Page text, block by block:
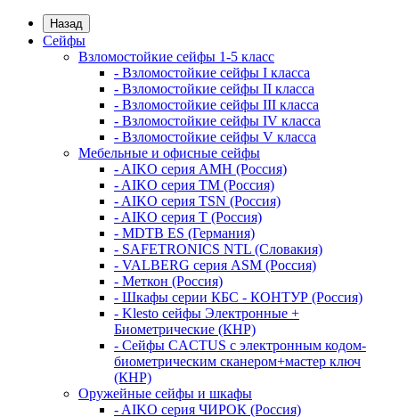
Назад
Сейфы
Взломостойкие сейфы 1-5 класс
- Взломостойкие сейфы I класса
- Взломостойкие сейфы II класса
- Взломостойкие сейфы III класса
- Взломостойкие сейфы IV класса
- Взломостойкие сейфы V класса
Мебельные и офисные сейфы
- AIKO серия AMH (Россия)
- AIKO серия TM (Россия)
- AIKO серия TSN (Россия)
- AIKO серия Т (Россия)
- MDTB ES (Германия)
- SAFETRONICS NTL (Словакия)
- VALBERG серия ASM (Россия)
- Меткон (Россия)
- Шкафы серии КБС - КОНТУР (Россия)
- Klesto сейфы Электронные +
Биометрические (КНР)
- Сейфы CACTUS с электронным кодом-
биометрическим сканером+мастер ключ
(КНР)
Оружейные сейфы и шкафы
- AIKO серия ЧИРОК (Россия)